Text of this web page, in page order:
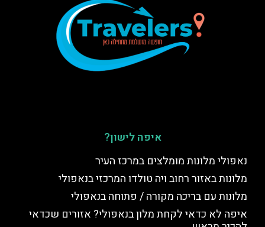
איפה לישון?
נאפולי מלונות מומלצים במרכז העיר
מלונות באזור רחוב ויה טולדו המרכזי בנאפולי
מלונות עם בריכה מקורה / פתוחה בנאפולי
איפה לא כדאי לקחת מלון בנאפולי? אזורים שכדאי